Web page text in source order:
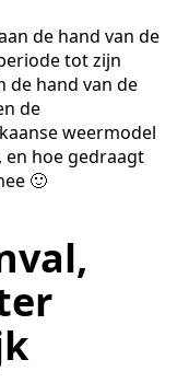
de hand van de
tot zijn
de hand van de
de
weermodel
en hoe gedraagt
🙂